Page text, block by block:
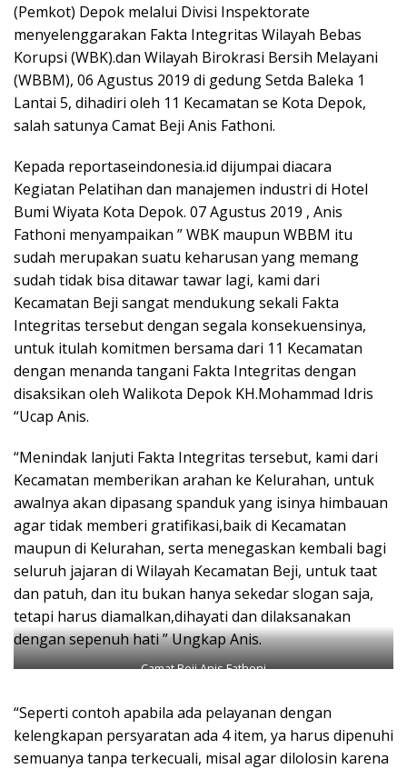
(Pemkot) Depok melalui Divisi Inspektorate
menyelenggarakan Fakta Integritas Wilayah Bebas
Korupsi (WBK).dan Wilayah Birokrasi Bersih Melayani
(WBBM), 06 Agustus 2019 di gedung Setda Baleka 1
Lantai 5, dihadiri oleh 11 Kecamatan se Kota Depok,
salah satunya Camat Beji Anis Fathoni.
Kepada reportaseindonesia.id dijumpai diacara
Kegiatan Pelatihan dan manajemen industri di Hotel
Bumi Wiyata Kota Depok. 07 Agustus 2019 , Anis
Fathoni menyampaikan ” WBK maupun WBBM itu
sudah merupakan suatu keharusan yang memang
sudah tidak bisa ditawar tawar lagi, kami dari
Kecamatan Beji sangat mendukung sekali Fakta
Integritas tersebut dengan segala konsekuensinya,
untuk itulah komitmen bersama dari 11 Kecamatan
dengan menanda tangani Fakta Integritas dengan
disaksikan oleh Walikota Depok KH.Mohammad Idris
“Ucap Anis.
“Menindak lanjuti Fakta Integritas tersebut, kami dari
Kecamatan memberikan arahan ke Kelurahan, untuk
awalnya akan dipasang spanduk yang isinya himbauan
agar tidak memberi gratifikasi,baik di Kecamatan
maupun di Kelurahan, serta menegaskan kembali bagi
seluruh jajaran di Wilayah Kecamatan Beji, untuk taat
dan patuh, dan itu bukan hanya sekedar slogan saja,
tetapi harus diamalkan,dihayati dan dilaksanakan
dengan sepenuh hati ” Ungkap Anis.
Camat Beji Anis Fathoni
“Seperti contoh apabila ada pelayanan dengan
kelengkapan persyaratan ada 4 item, ya harus dipenuhi
semuanya tanpa terkecuali, misal agar dilolosin karena